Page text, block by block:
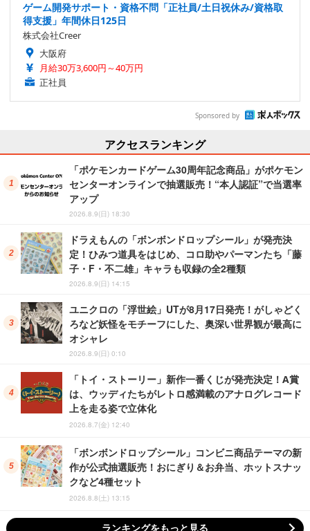
ゲーム開発サポート・資格不問「正社員/土日祝休み/資格取
得支援」年間休日125日
株式会社Creer
大阪府
月給30万3,600円～40万円
正社員
Sponsored by
アクセスランキング
「ポケモンカードゲーム30周年記念商品」がポケモン
センターオンラインで抽選販売！“本人認証”で当選率
アップ
2026.8.9(日) 18:30
ドラえもんの「ボンボンドロップシール」が発売決
定！ひみつ道具をはじめ、コロ助やパーマンたち「藤
子・F・不二雄」キャラも収録の全2種類
2026.8.9(日) 14:15
ユニクロの「浮世絵」UTが8月17日発売！がしゃどく
ろなど妖怪をモチーフにした、奥深い世界観が最高に
オシャレ
2026.8.9(日) 0:10
「トイ・ストーリー」新作一番くじが発売決定！A賞
は、ウッディたちがレトロ感満載のアナログレコード
上を走る姿で立体化
2026.8.7(金) 12:40
「ボンボンドロップシール」コンビニ商品テーマの新
作が公式抽選販売！おにぎり＆お弁当、ホットスナッ
クなど4種セット
2026.8.8(土) 13:15
ランキングをもっと見る